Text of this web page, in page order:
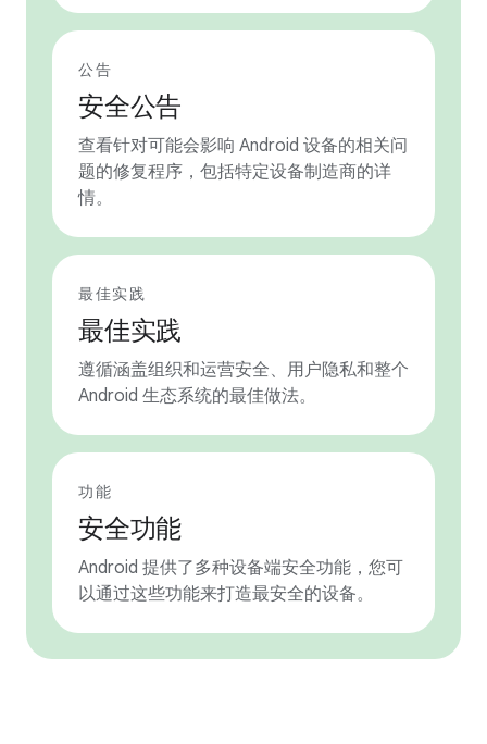
公告
安全公告
查看针对可能会影响 Android 设备的相关问
题的修复程序，包括特定设备制造商的详
情。
最佳实践
最佳实践
遵循涵盖组织和运营安全、用户隐私和整个
Android 生态系统的最佳做法。
功能
安全功能
Android 提供了多种设备端安全功能，您可
以通过这些功能来打造最安全的设备。